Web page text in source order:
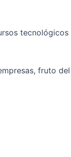
tecnológicos
fruto